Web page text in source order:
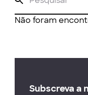
Não foram
Subscreva a